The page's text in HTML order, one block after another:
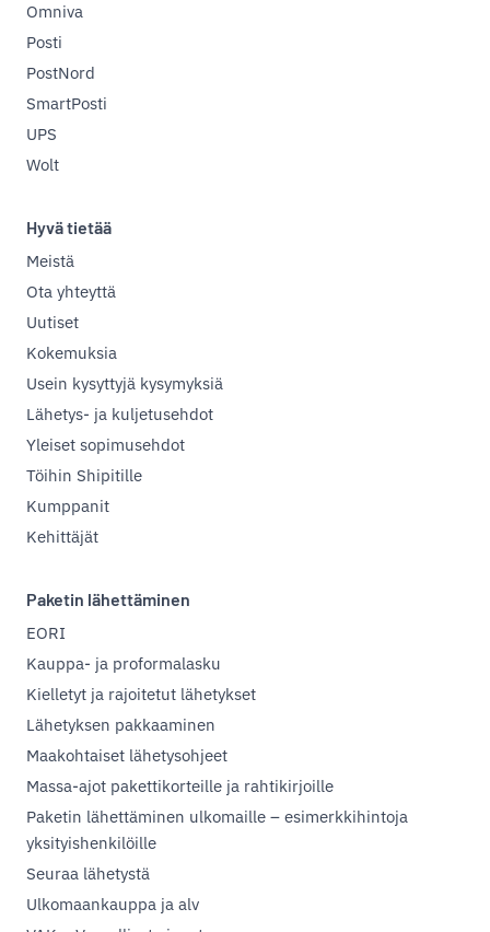
Omniva
Posti
PostNord
SmartPosti
UPS
Wolt
Hyvä tietää
Meistä
Ota yhteyttä
Uutiset
Kokemuksia
Usein kysyttyjä kysymyksiä
Lähetys- ja kuljetusehdot
Yleiset sopimusehdot
Töihin Shipitille
Kumppanit
Kehittäjät
Paketin lähettäminen
EORI
Kauppa- ja proformalasku
Kielletyt ja rajoitetut lähetykset
Lähetyksen pakkaaminen
Maakohtaiset lähetysohjeet
Massa-ajot pakettikorteille ja rahtikirjoille
Paketin lähettäminen ulkomaille – esimerkkihintoja
yksityishenkilöille
Seuraa lähetystä
Ulkomaankauppa ja alv